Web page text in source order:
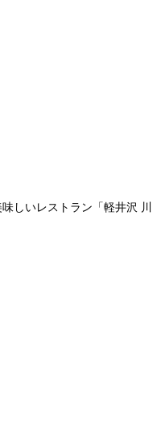
しいレストラン「軽井沢 川